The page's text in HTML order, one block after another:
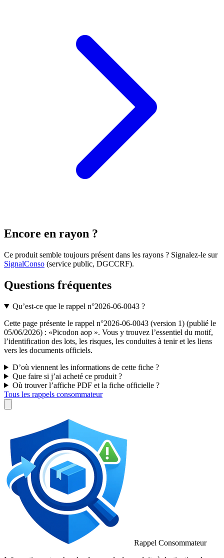
Encore en rayon ?
Ce produit semble toujours présent dans les rayons ? Signalez-le sur
SignalConso (service public, DGCCRF).
Questions fréquentes
Qu’est-ce que le rappel n°2026-06-0043 ?
Cette page présente le rappel n°2026-06-0043 (version 1) (publié le
05/06/2026) : «Picodon aop ». Vous y trouvez l’essentiel du motif,
l’identification des lots, les risques, les conduites à tenir et les liens
vers les documents officiels.
D’où viennent les informations de cette fiche ?
Que faire si j’ai acheté ce produit ?
Où trouver l’affiche PDF et la fiche officielle ?
Tous les rappels consommateur
Rappel Consommateur